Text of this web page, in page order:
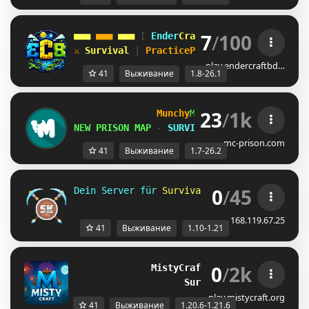
■■■ ■■■ ■■■ [ EnderCraft BD ] ■■■ ■■■
⚔ Survival PracticePvP • Survive
7/100
play.endercraftbd…
41 Выживание 1.8-26.1
MunchyMC - [ 1.7-26.2
]
NEW PRISON MAP
- SURVIVAL S6 AUG 8th
23/1k
mc-prison.com
41 Выживание 1.7-26.2
Dein Server für Survival und Skyblock
0/45
168.119.67.25
41 Выживание 1.10-1.21
MistyCraft [1.20.6-1.21.6
Survival
| And Soon
0/2k
play.mistycraft.org
41 Выживание 1.20.6-1.21.6